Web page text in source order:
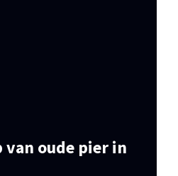
van oude pier in